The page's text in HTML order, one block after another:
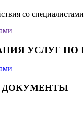
со
УСЛУГ ПО
ДОКУМЕНТЫ